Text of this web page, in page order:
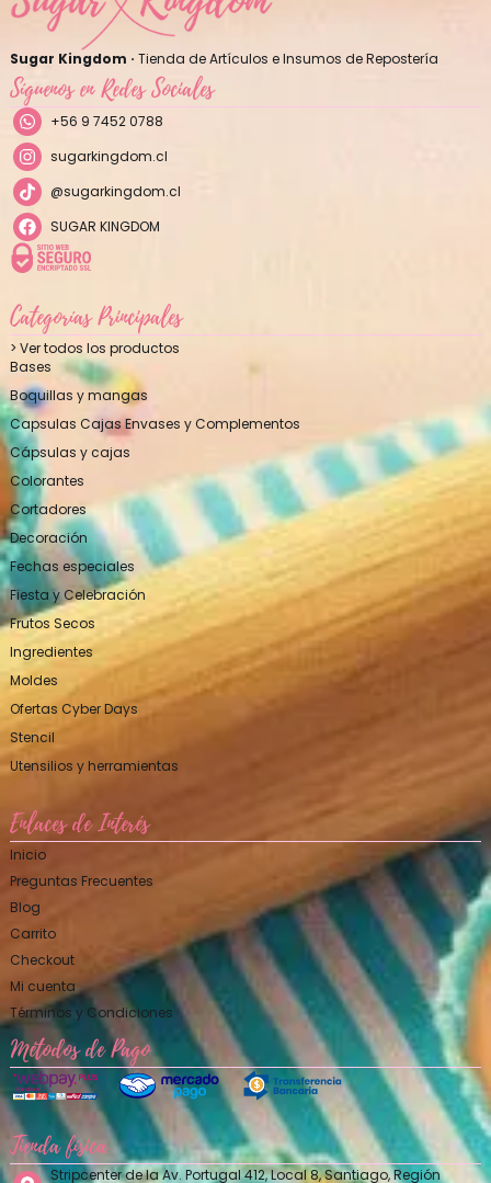
Sugar Kingdom · Tienda de Artículos e Insumos de Repostería
Síguenos en Redes Sociales
+56 9 7452 0788
sugarkingdom.cl
@sugarkingdom.cl
SUGAR KINGDOM
Categorías Principales
> Ver todos los productos
Bases
Boquillas y mangas
Capsulas Cajas Envases y Complementos
Cápsulas y cajas
Colorantes
Cortadores
Decoración
Fechas especiales
Fiesta y Celebración
Frutos Secos
Ingredientes
Moldes
Ofertas Cyber Days
Stencil
Utensilios y herramientas
Enlaces de Interés
Inicio
Preguntas Frecuentes
Blog
Carrito
Checkout
Mi cuenta
Términos y Condiciones
Métodos de Pago
Tienda física
Stripcenter de la Av. Portugal 412, Local 8, Santiago, Región